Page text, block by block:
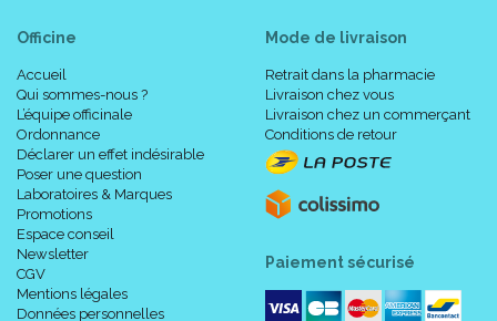
Officine
Accueil
Qui sommes-nous ?
L’équipe officinale
Ordonnance
Déclarer un effet indésirable
Poser une question
Laboratoires & Marques
Promotions
Espace conseil
Newsletter
CGV
Mentions légales
Données personnelles
Mode de livraison
Retrait dans la pharmacie
Livraison chez vous
Livraison chez un commerçant
Conditions de retour
Paiement sécurisé